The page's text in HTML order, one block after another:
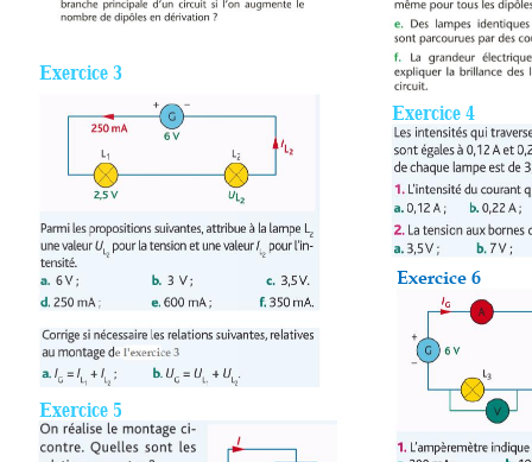
Exercice 6
Exercice 4
Exercice 5
Exercice 3